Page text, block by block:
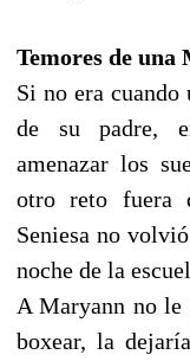
Temores de una
Si no era cuando
de su padre,
amenazar los
otro reto fuera
Seniesa no
noche de la
A Maryann no le
boxear, la